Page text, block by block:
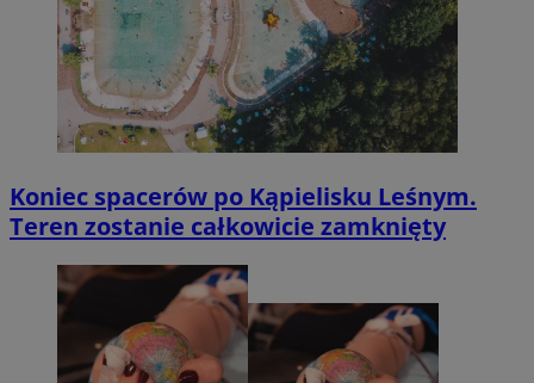
Koniec spacerów po Kąpielisku Leśnym.
Teren zostanie całkowicie zamknięty